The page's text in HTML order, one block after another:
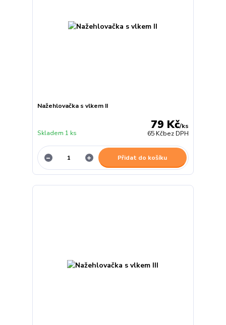
Nažehlovačka s vlkem II
79 Kč/ks
65 Kčbez DPH
Skladem 1 ks
Přidat do košíku